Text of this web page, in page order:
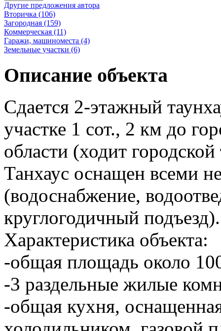
Другие предложения автора
Вторичка (106)
Загородная (159)
Коммерческая (11)
Гаражи, машиноместа (4)
Земельные участки (6)
Описание объекта
Сдается 2-этажный
участке 1 сот., 2 км до
области (ходит
Танхаус оснащен всеми
(водоснабжение,
круглогодичный подъезд).
Характеристика объекта:
-общая площадь около
-3 раздельные жилые
-общая кухня,